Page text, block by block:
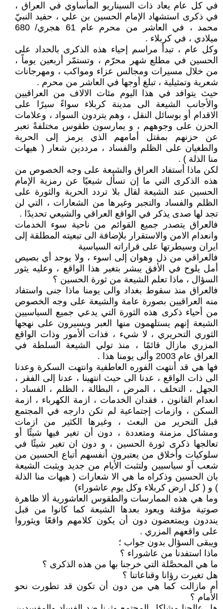
في كل عام يعاد ذات السيناريو المأساوي في العراق ،
في ذكرى استشهاد الإمام الحسين بن علي ، حفيد النبيّ
محمد ، في العاشر من محرم عام 61 هجري/ 680
ميلادي ، في كربلاء .
وكل عام ، تبدأ مراسم إحياء هذه الذكرى بالحداد على
الحسين في مطلع شهر محرّم ، وتستمّر أربعين يوماً ،
من خلال مسيرات ومجالس عزاء ومواكب ، ومهرجانات
شعرية وتمثيلية ، تبلغ أوجها في العاشر من محرم .
حيث يتوافد في هذا اليوم مئات الالاف من العراقيين
والأجانب الشيعة الى مدينة كربلاء سواءً سيرًا على
الاقدام أو بوسائل النقل ، وهم يتردون السواد ، وعلامات
الحزن على وجوههم ، و يمارسون طقوس مختلفةً تعبر
عن حزنهم بمقتل أمامهم الذي يرمز إلى الحرية
والطغيان على الظلم والفساد ، مرددين شعار ( هيهات
منا الذلة ) .
لكن ماذا أستفاد العراق والشيعة على وجه الخصوص من
هذه الذكرى التي ما إن تسأل شيعيًا عن رمزية الإمام
الحسين عند الشيعة لقال بلا تردد الحرية والثورة على
الظلم والفساد والتجبر وغيرها من الشعارات ، التي لن
تجد لها صدى يذكر في الواقع العراقي والشيعي تحديدًا .
فالعراق يتصدر جميع القوائم من ناحية سوء الخدمات
وانعدام الامن والاستقرار بلإضافة الى تبعيته المطلقة إلى
ايران وسيطرتها على قراراته السياسية
فالعراقي من ذل وهوان إلى اسوء ، ولا يوجد أي بصيص
أمل يلوح في الأفق يبشر بتغير هذا الواقع ، وعليه يثور
السؤال ، ماذا تعلم الشيعة من ثورة الحسين ؟
فالعراق منذ سقوط بغداد والى يومنا ماذا جنى واستفاد
منه العراقيين بصورة عامة والشيعة على وجه الخصوص
من أحياء ذكرى هذه الثورة التي يدعي جميع السياسيين
الشيعة إنهم يستلهمون منها العبر ويسيرون على نهجها
الثوري التحريري ، لا شيء ، فذات ألأمور وذات الواقع
المزري مازال قائمًا ، منذ تولي الشيعة السلطة في
العراق عام 2003 وألى يومنا هذا .
فها هي قد أنتهت الفوره العاطفية وانتهت السكرة وعدنا
الى ذات الواقع ، عدنا الى حيث انتهينا ، عدنا إلى الفقر ،
الجهل ، التخلف ، المرض ، البطالة ، الظلم ، الفساد ،
انعدام القانون ، فقدان الخدمات ، ازمة الكهرباء ، ازمة
السكن ، وازمات إجتماعية لم تكن دارجه في المجتمع
قبل التحرير من البعث ، وغيرها الكثير من ازمات
ومشاكل مزمنة ومتعددة ، دون أن تغير فيها شيئًا أو
تعالجها ذكرى ثورة الحسين ، و دون ان تغير شيئًا في
سلوكيات وأخلاق من يعتبرون أنفسهم أتباع الحسين من
شعب آو سياسيين ولتثبت الأيام من جديد ويثبت الشيعة
بان الحسين وذكراه ما هي الا شعارات ( هيهات منا الذلة
) و ( كل ارض كربلاء وكل يوم عاشوراء)
وما هي هذه الممارسات والطقوس العاشورية ألا ظاهرة
صوتية مؤقتة ويعود بعدها الشيعة كما كانوا من قبل
ينددون ويمتعضون دون أن يكون كلامهم واقعًا ويثوروا
على واقعهم المزري .
ويبقى السؤال بدون جواب ؛
ماذا استفدنا من عاشوراء ؟
ما هي المحصَّلة التي خرجنا بها من هذه الذكرى ؟
هل تغيرت رؤانا وقناعاتنا ؟
أم مازالت كما هي من دون أن تكون قد تطورت نحو
الأمام ؟